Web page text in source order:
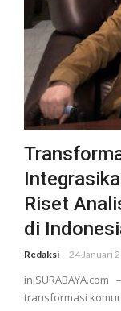
Riset
di
Redaksi 24 Januari
transformasi